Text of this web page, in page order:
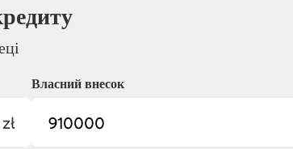
zł
Власний внесок